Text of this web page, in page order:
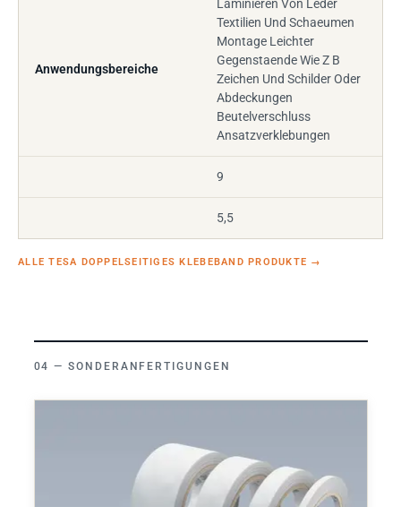
Anwendungsbereiche
Laminieren Von Leder
Textilien Und Schaeumen
Montage Leichter
Gegenstaende Wie Z B
Zeichen Und Schilder Oder
Abdeckungen
Beutelverschluss
Ansatzverklebungen
9
5,5
ALLE TESA DOPPELSEITIGES KLEBEBAND PRODUKTE →
SONDERANFERTIGUNGEN